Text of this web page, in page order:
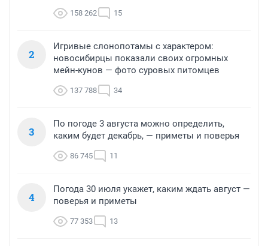
158 262 15
2
Игривые слонопотамы с характером:
новосибирцы показали своих огромных
мейн-кунов — фото суровых питомцев
137 788 34
3
По погоде 3 августа можно определить,
каким будет декабрь, — приметы и поверья
86 745 11
4
Погода 30 июля укажет, каким ждать август —
поверья и приметы
77 353 13